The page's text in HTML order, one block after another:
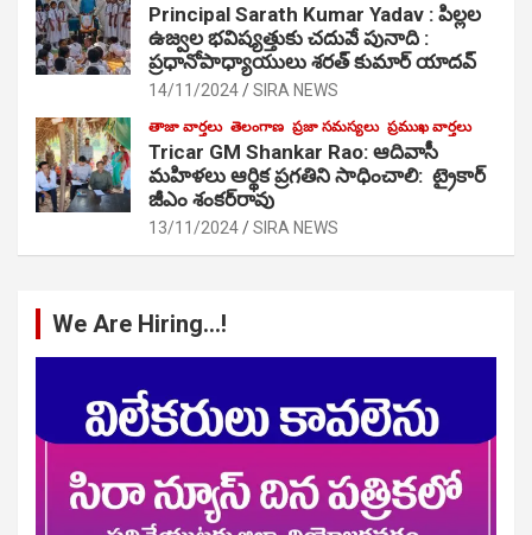
Principal Sarath Kumar Yadav : పిల్లల
ఉజ్వల భవిష్యత్తుకు చదువే పునాది :
ప్రధానోపాధ్యాయులు శరత్ కుమార్ యాదవ్
14/11/2024 SIRA NEWS
తాజా వార్తలు తెలంగాణ ప్రజా సమస్యలు ప్రముఖ వార్తలు
Tricar GM Shankar Rao: ఆదివాసీ
మహిళలు ఆర్థిక ప్రగతిని సాధించాలి: ట్రైకార్
జీఎం శంకర్‌రావు
13/11/2024 SIRA NEWS
We Are Hiring…!